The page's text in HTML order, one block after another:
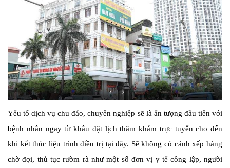
Yếu tố dịch vụ chu đáo, chuyên nghiệp sẽ là ấn tượng đầu tiên với
bệnh nhân ngay từ khâu đặt lịch thăm khám trực tuyến cho đến
khi kết thúc liệu trình điều trị tại đây. Sẽ không có cảnh xếp hàng
chờ đợi, thủ tục rườm rà như một số đơn vị y tế công lập, người